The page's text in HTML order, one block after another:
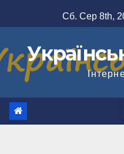
до
Сб. Сер 8th,